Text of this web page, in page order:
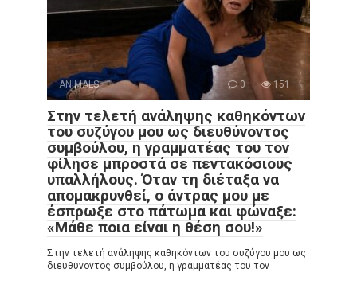
ANIMALS 0 151
Στην τελετή ανάληψης καθηκόντων
του συζύγου μου ως διευθύνοντος
συμβούλου, η γραμματέας του τον
φίλησε μπροστά σε πεντακόσιους
υπαλλήλους. Όταν τη διέταξα να
απομακρυνθεί, ο άντρας μου με
έσπρωξε στο πάτωμα και φώναξε:
«Μάθε ποια είναι η θέση σου!»
Στην τελετή ανάληψης καθηκόντων του συζύγου μου ως
διευθύνοντος συμβούλου, η γραμματέας του τον